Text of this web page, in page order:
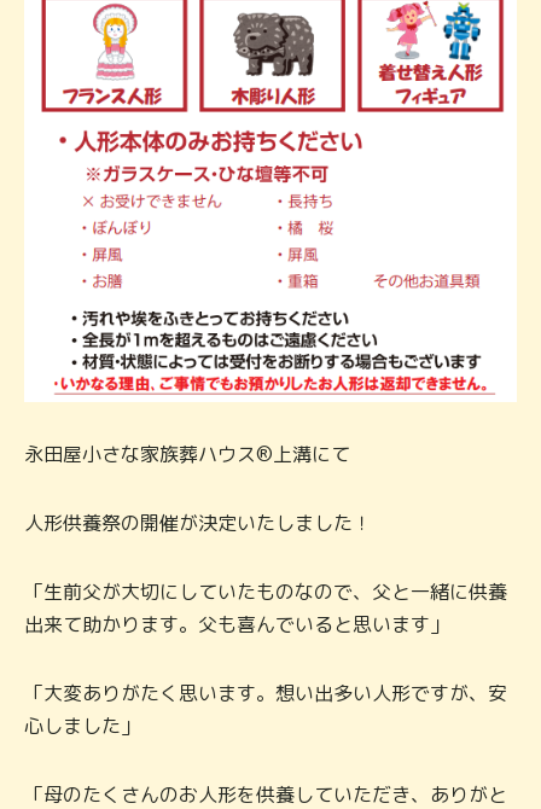
永田屋小さな家族葬ハウス®上溝にて
人形供養祭の開催が決定いたしました！
「生前父が大切にしていたものなので、父と一緒に供養
出来て助かります。父も喜んでいると思います」
「大変ありがたく思います。想い出多い人形ですが、安
心しました」
「母のたくさんのお人形を供養していただき、ありがと